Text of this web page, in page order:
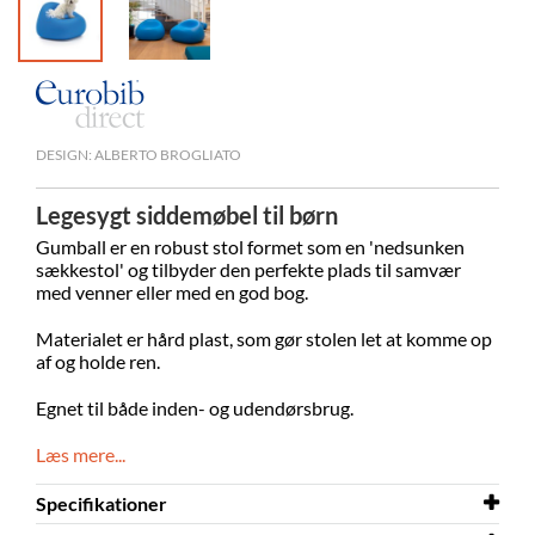
DESIGN: ALBERTO BROGLIATO
Legesygt siddemøbel til børn
Gumball er en robust stol formet som en 'nedsunken
sækkestol' og tilbyder den perfekte plads til samvær
med venner eller med en god bog.
Materialet er hård plast, som gør stolen let at komme op
af og holde ren.
Egnet til både inden- og udendørsbrug.
Læs mere...
Specifikationer